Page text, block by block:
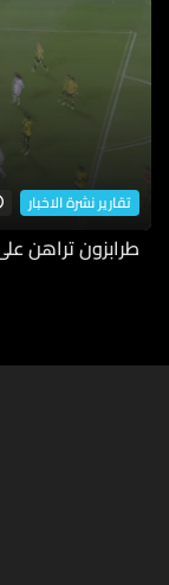
تقارير نشرة الاخبار
طرابزون تراهن